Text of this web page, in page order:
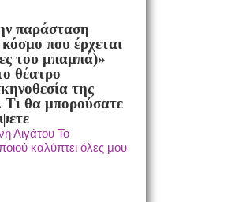
παράσταση
που έρχεται
του μπαμπά)»
θέατρο
της
θα μπορούσατε
Λιγάτου Το
καλύπτει όλες μου